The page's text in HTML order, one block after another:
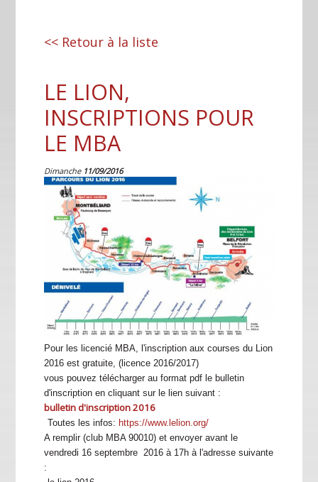
<< Retour à la liste
LE LION,
INSCRIPTIONS POUR
LE MBA
Dimanche 11/09/2016
Pour les licencié MBA, l'inscription aux courses du Lion
2016 est gratuite, (licence 2016/2017)
vous pouvez télécharger au format pdf le bulletin
d'inscription en cliquant sur le lien suivant :
bulletin d'inscription 2016
Toutes les infos: https://www.lelion.org/
A remplir (club MBA 90010) et envoyer avant le
vendredi 16 septembre 2016 à 17h à l'adresse suivante
: